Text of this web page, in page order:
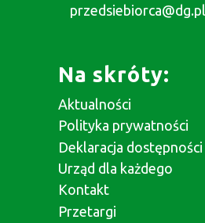
przedsiebiorca@dg.pl
Na skróty:
Aktualności
Polityka prywatności
Deklaracja dostępności
Urząd dla każdego
Kontakt
Przetargi